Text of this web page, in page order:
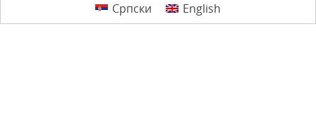
Српски English